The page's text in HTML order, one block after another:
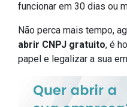
funcionar em 30 dias ou
Não perca mais tempo,
abrir CNPJ gratuito, é
papel e legalizar a sua